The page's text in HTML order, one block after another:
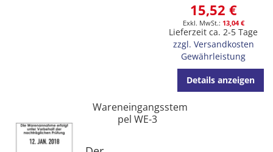
15,52 €
13,04 €
Lieferzeit ca. 2-5 Tage
zzgl. Versandkosten
Gewährleistung
Details anzeigen
Wareneingangsstem
pel WE-3